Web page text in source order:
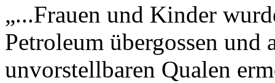
„...Frauen und Kinder
Petroleum übergossen und
unvorstellbaren Qualen